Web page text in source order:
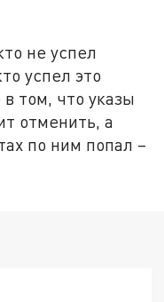
не успел
успел это
том, что указы
отменить, а
по ним попал –